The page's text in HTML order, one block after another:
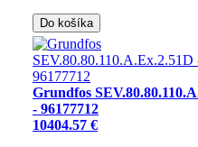
Do košíka
Grundfos
- 96177712
10404.57 €